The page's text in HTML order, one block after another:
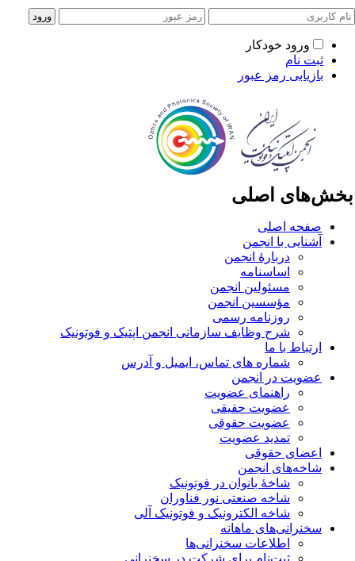
ورود خودکار
ثبت نام
بازیابی رمز عبور
اصلی
صفحه اصلی
آشنایی با انجمن
دربارۀ انجمن
اساسنامه
مسئولین انجمن
مؤسسین انجمن
روزنامه رسمی
شرح وظایف سازمانی انجمن اپتیک و فوتونیک
ارتباط با ما
شماره های تماس، ایمیل و آدرس
عضویت در انجمن
راهنمای عضویت
عضویت حقیقی
عضویت حقوقی
تمدید عضویت
اعضای حقوقی
شاخه‌های انجمن
شاخۀ بانوان در فوتونیک
شاخه صنعتی نور فناوران
شاخه‌ الکترونیک و فوتونیک آلی
سخنرانی‌های ماهانه
اطلاعات سخنرانی‌‌ها
ثبت‌نام برای شرکت در سخنرانی